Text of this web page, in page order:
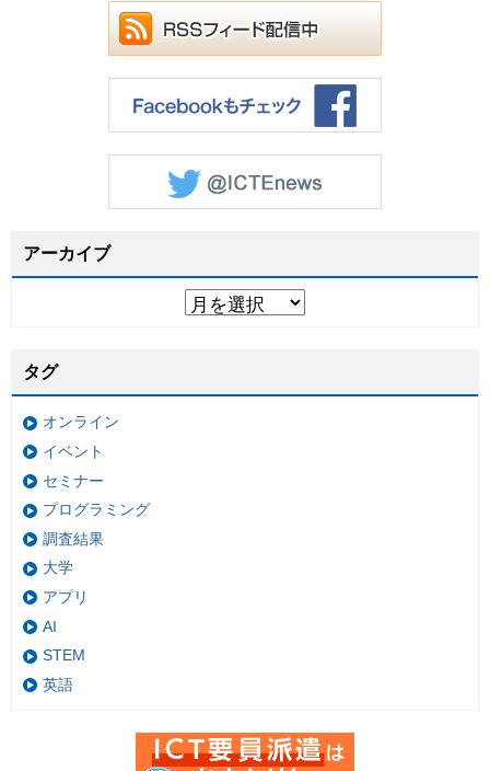
アーカイブ
タグ
オンライン
イベント
セミナー
プログラミング
調査結果
大学
アプリ
AI
STEM
英語